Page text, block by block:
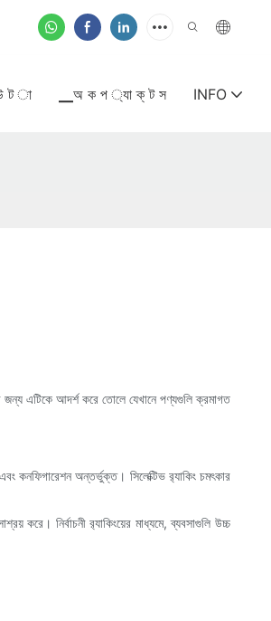
ট া ▁অ ক প ্যা ক্ ট স INFO
জন্য এটিকে আদর্শ করে তোলে যেখানে পণ্যগুলি ক্রমাগত
কনফিগারেশন অন্তর্ভুক্ত। সিলেক্টিভ র‍্যাকিং চমৎকার
করে। নির্বাচনী র‍্যাকিংয়ের মাধ্যমে, ব্যবসাগুলি উচ্চ